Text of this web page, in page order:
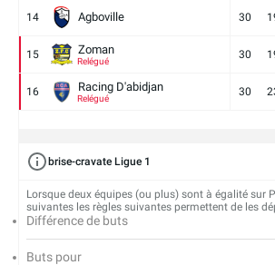
14 Agboville 30
15 Zoman
Relégué
30
16 Racing D'abidjan
Relégué
30
brise-cravate Ligue 1
Lorsque deux équipes (ou plus) sont à égalité sur
suivantes les règles suivantes permettent de les
Différence de buts
Buts pour